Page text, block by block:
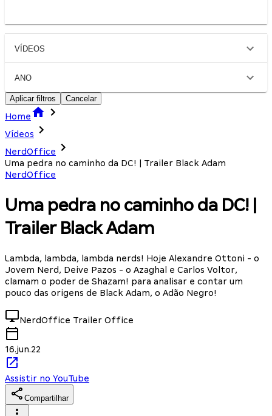
VÍDEOS
ANO
Aplicar filtros Cancelar
Home
Vídeos
NerdOffice
Uma pedra no caminho da DC! | Trailer Black Adam
NerdOffice
Uma pedra no caminho da DC! |
Trailer Black Adam
Lambda, lambda, lambda nerds! Hoje Alexandre Ottoni - o
Jovem Nerd, Deive Pazos - o Azaghal e Carlos Voltor,
clamam o poder de Shazam! para analisar e contar um
pouco das origens de Black Adam, o Adão Negro!
NerdOffice Trailer Office
16.jun.22
Assistir no YouTube
Compartilhar